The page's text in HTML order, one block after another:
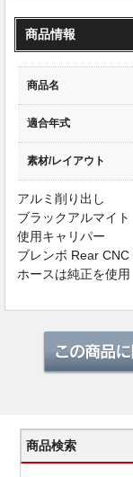
商品情報
商品名
適合年式
素材/レイアウト
アルミ削り出し
ブラックアルマイト
使用キャリパー
ブレンボ Rear CNC
ホースは純正を使用
商品検索